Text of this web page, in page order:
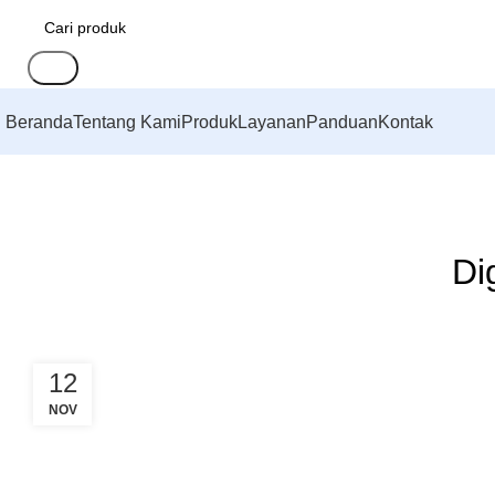
BerandaTentang KamiProdukLayananPanduanKontak
12
NOV